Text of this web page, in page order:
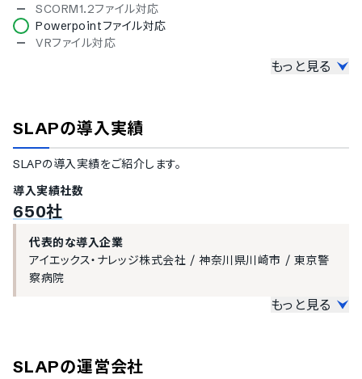
ブルガリア語
チェコ語
ポーランド語
SCORM1.2ファイル対応
Powerpointファイル対応
VRファイル対応
コース毎の受講条件の設定
集合研修の管理機能
テスト問題の登録機能
アンケート実施
受講者のレポート提出機能
修了証書の発行
受講者の学習管理機能
講義進捗の管理機能
テスト結果の確認
受講者用の日記作成機能
もっと見る
SLAPの導入実績
SLAPの導入実績をご紹介します。
導入実績社数
650社
代表的な導入企業
アイエックス・ナレッジ株式会社 /神奈川県川崎市 / 東京警
察病院
1000名以上
もっと見る
SLAPの運営会社